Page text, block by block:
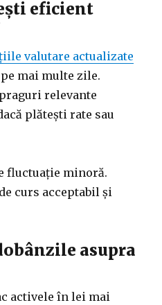
eficient
valutare actualizate
mai multe zile.
relevante
plătești rate sau
fluctuație minoră.
curs acceptabil și
asupra
activele în lei mai